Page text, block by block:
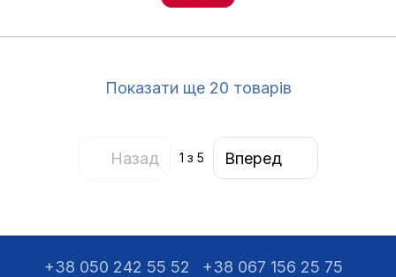
Показати ще 20 товарів
Назад 1 з 5 Вперед
+38 050 242 55 52 +38 067 156 25 75